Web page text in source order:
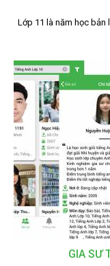
Lớp 11 là năm học bản
GIA SƯ